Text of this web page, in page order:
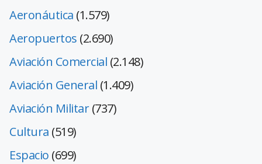
Aeronáutica (1.579)
Aeropuertos (2.690)
Aviación Comercial (2.148)
Aviación General (1.409)
Aviación Militar(737)
Cultura (519)
Espacio (699)